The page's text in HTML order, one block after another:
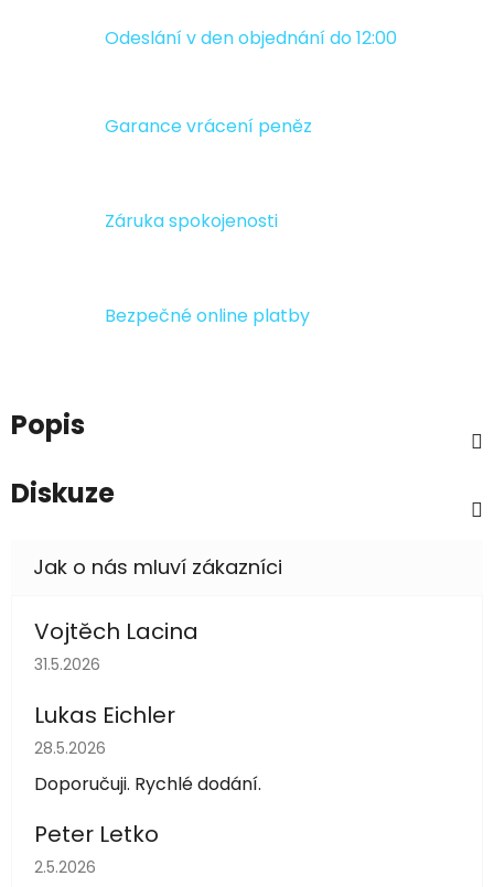
Odeslání v den objednání do 12:00
Garance vrácení peněz
Záruka spokojenosti
Bezpečné online platby
Popis
Diskuze
Vojtěch Lacina
Hodnocení obchodu je 5 z 5 hvězdiček.
31.5.2026
Lukas Eichler
Hodnocení obchodu je 5 z 5 hvězdiček.
28.5.2026
Doporučuji. Rychlé dodání.
Peter Letko
Hodnocení obchodu je 5 z 5 hvězdiček.
2.5.2026